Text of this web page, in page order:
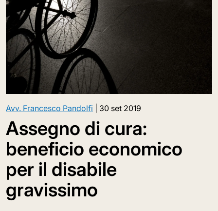
Avv. Francesco Pandolfi 30 set 2019
Assegno di cura:
beneficio economico
per il disabile
gravissimo